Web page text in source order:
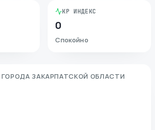
KP ИНДЕКС
0
Спокойно
ЗАКАРПАТСКОЙ ОБЛАСТИ